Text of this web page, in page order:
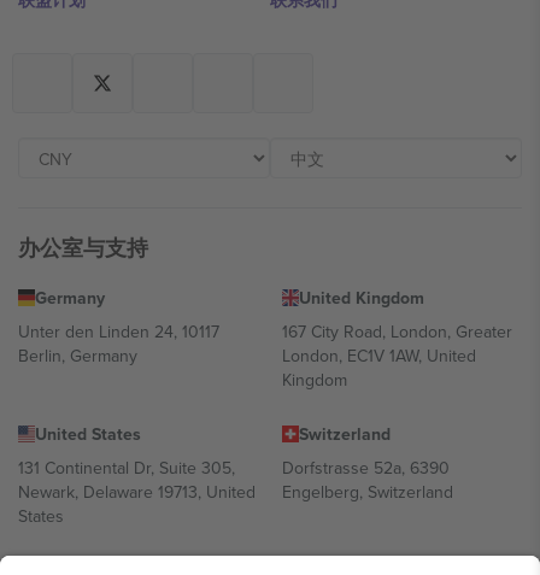
办公室与支持
Germany
Unter den Linden 24, 10117
Berlin, Germany
United Kingdom
167 City Road, London, Greater
London, EC1V 1AW, United
Kingdom
United States
131 Continental Dr, Suite 305,
Newark, Delaware 19713, United
States
Switzerland
Dorfstrasse 52a, 6390
Engelberg, Switzerland